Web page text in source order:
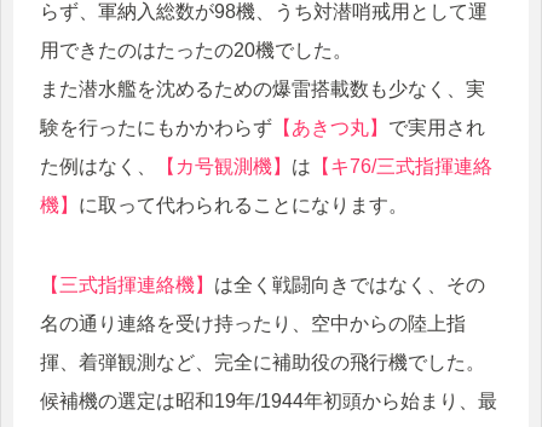
らず、軍納入総数が98機、うち対潜哨戒用として運
用できたのはたったの20機でした。
また潜水艦を沈めるための爆雷搭載数も少なく、実
験を行ったにもかかわらず 【あきつ丸】 で実用され
た例はなく、
【カ号観測機】 は 【キ76/三式指揮連絡
機】 に取って代わられることになります。
【三式指揮連絡機】 は全く戦闘向きではなく、その
名の通り連絡を受け持ったり、空中からの陸上指
揮、着弾観測など、完全に補助役の飛行機でした。
候補機の選定は昭和19年/1944年初頭から始まり、最